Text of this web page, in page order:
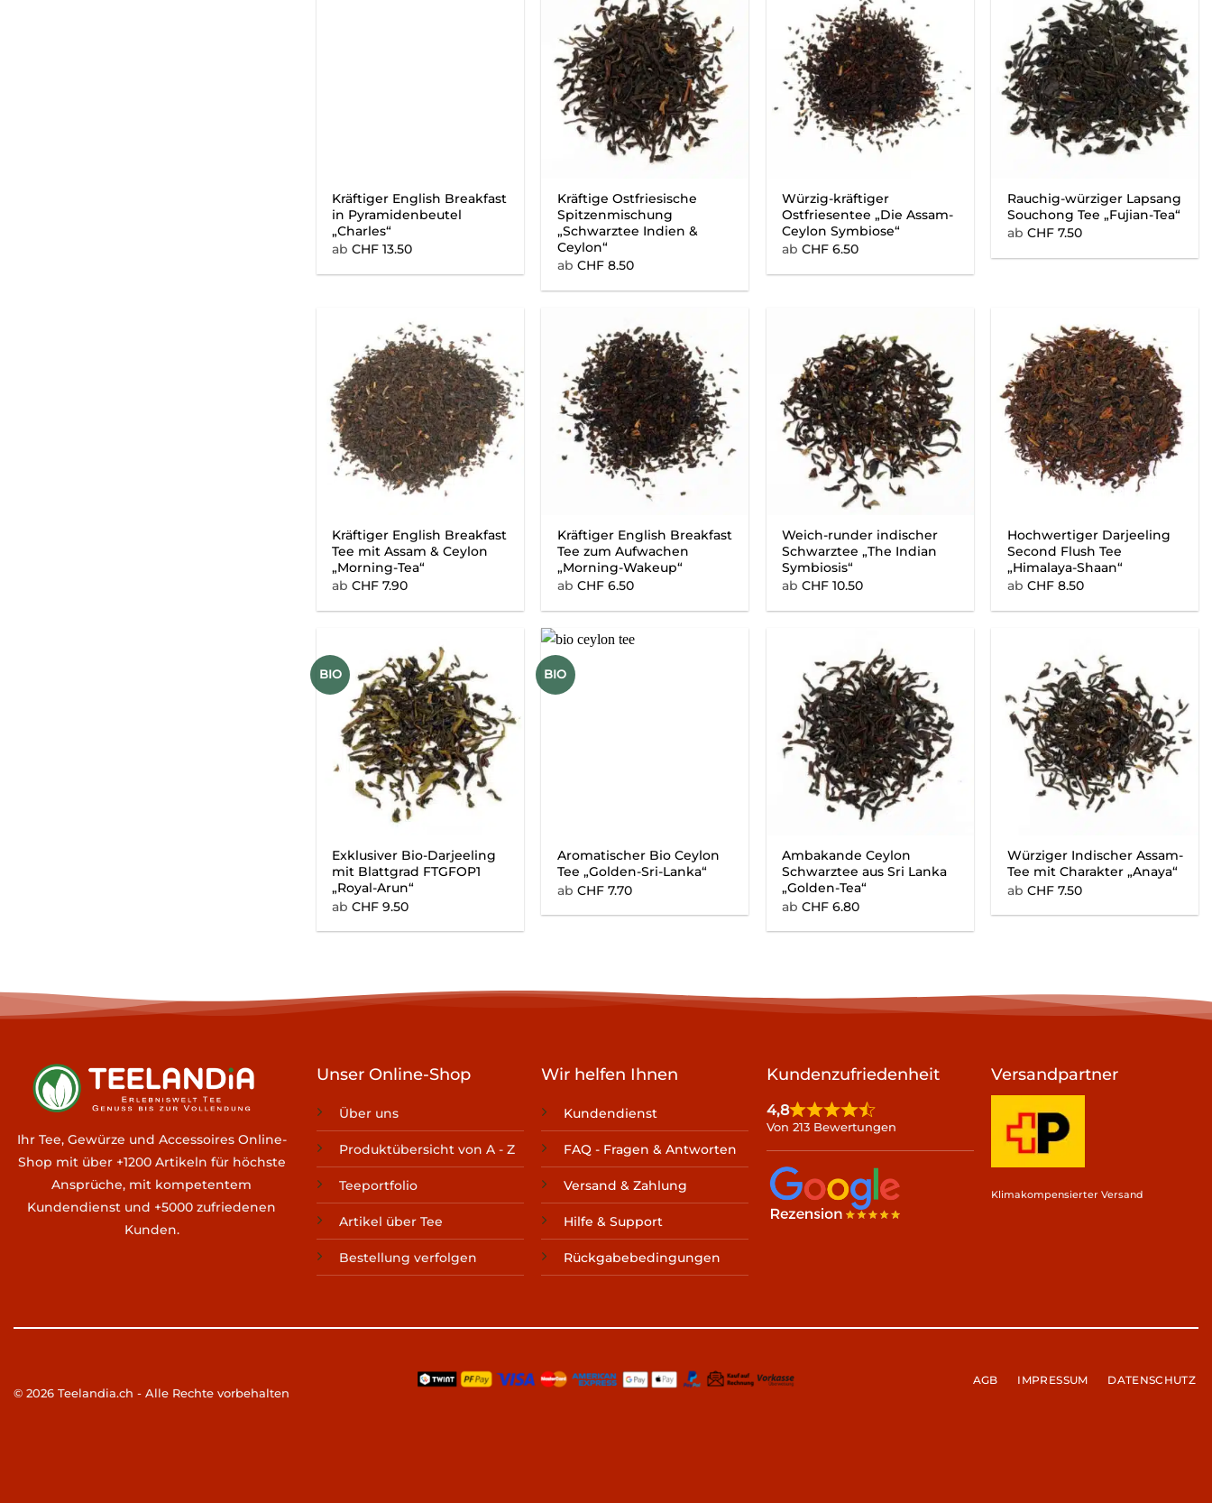
Kräftiger English Breakfast
in Pyramidenbeutel
„Charles“
abCHF 13.50
Kräftige Ostfriesische
Spitzenmischung
„Schwarztee Indien &
Ceylon“
ab CHF8.50
Würzig-kräftiger
Ostfriesentee „Die Assam-
Ceylon Symbiose“
abCHF 6.50
Rauchig-würziger Lapsang
Souchong Tee „Fujian-Tea“
ab CHF7.50
Kräftiger English Breakfast
Tee mit Assam & Ceylon
„Morning-Tea“
abCHF 7.90
Kräftiger English Breakfast
Tee zum Aufwachen
„Morning-Wakeup“
ab CHF6.50
Weich-runder indischer
Schwarztee „The Indian
Symbiosis“
abCHF 10.50
Hochwertiger Darjeeling
Second Flush Tee
„Himalaya-Shaan“
ab CHF8.50
BIO
Exklusiver Bio-Darjeeling
mit Blattgrad FTGFOP1
„Royal-Arun“
abCHF 9.50
BIO
Aromatischer Bio Ceylon
Tee „Golden-Sri-Lanka“
ab CHF7.70
Ambakande Ceylon
Schwarztee aus Sri Lanka
„Golden-Tea“
abCHF 6.80
Würziger Indischer Assam-
Tee mit Charakter „Anaya“
ab CHF7.50
Ihr Tee, Gewürze und Accessoires Online-
Shop mit über +1200 Artikeln für höchste
Ansprüche, mit kompetentem
Kundendienst und +5000 zufriedenen
Kunden.
Unser Online-Shop
Über uns
Produktübersicht von A - Z
Teeportfolio
Artikel über Tee
Bestellung verfolgen
Wir helfen Ihnen
Kundendienst
FAQ - Fragen & Antworten
Versand & Zahlung
Hilfe & Support
Rückgabebedingungen
Kundenzufriedenheit
4,8
Von 213 Bewertungen
Versandpartner
Klimakompensierter Versand
© 2026 Teelandia.ch - Alle Rechte vorbehalten
AGB IMPRESSUM DATENSCHUTZ